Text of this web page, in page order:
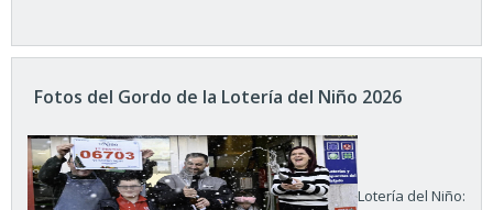
Fotos del Gordo de la Lotería del Niño 2026
Lotería del Niño: